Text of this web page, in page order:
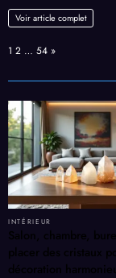
Voir article complet
Page:
1 2 … 54 Next
»
INTÉRIEUR
Salon, chambre,
placer des cristaux
décoration